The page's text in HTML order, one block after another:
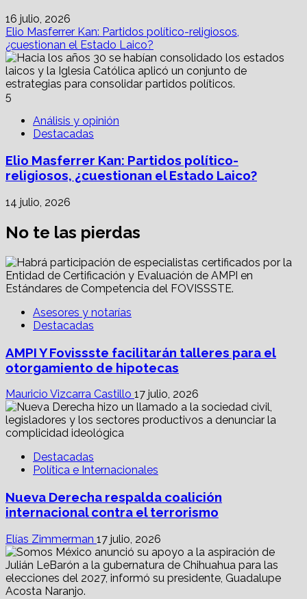
16 julio, 2026
Elio Masferrer Kan: Partidos político-religiosos,
¿cuestionan el Estado Laico?
5
Análisis y opinión
Destacadas
Elio Masferrer Kan: Partidos político-
religiosos, ¿cuestionan el Estado Laico?
14 julio, 2026
No te las pierdas
Asesores y notarías
Destacadas
AMPI Y Fovissste facilitarán talleres para el
otorgamiento de hipotecas
Mauricio Vizcarra Castillo 17 julio, 2026
Destacadas
Política e Internacionales
Nueva Derecha respalda coalición
internacional contra el terrorismo
Elías Zimmerman 17 julio, 2026